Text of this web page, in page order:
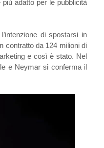
adatto per le pubblicità
di spostarsi in
contratto da 124 milioni di
e così è stato. Nel
e Neymar si conferma il